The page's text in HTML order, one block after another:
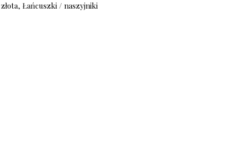
,Łańcuszki / naszyjniki